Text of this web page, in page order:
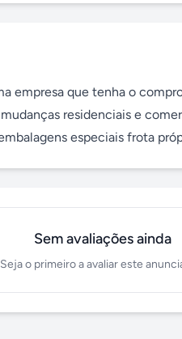
empresa que tenha o
residenciais e
especiais frota
Sem avaliações ainda
Seja o primeiro a avaliar este